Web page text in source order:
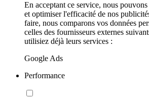
En acceptant ce service, nous
et optimiser l'efficacité de nos
faire, nous comparons vos données
celles des fournisseurs externes
utilisiez déjà leurs services :
Google Ads
Performance